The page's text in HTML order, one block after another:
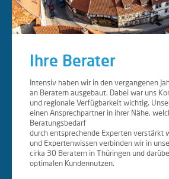
Ihre Berater
Intensiv haben wir in den vergangenen
an Beratern ausgebaut. Dabei war uns
und regionale Verfügbarkeit wichtig.
einen Ansprechpartner in ihrer Nähe,
Beratungsbedarf
durch entsprechende Experten verstärkt
und Expertenwissen verbinden wir in
cirka 30 Beratern in Thüringen und
optimalen Kundennutzen.